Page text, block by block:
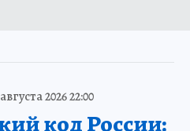
2026 22:00
код России: